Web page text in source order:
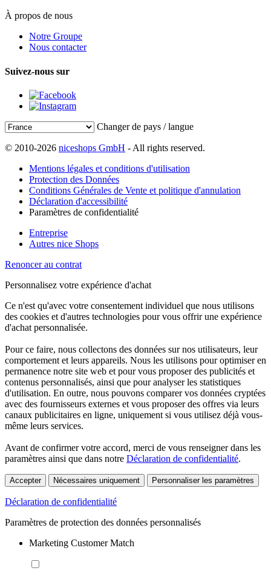
À propos de nous
Notre Groupe
Nous contacter
Suivez-nous sur
Changer de pays / langue
© 2010-2026 niceshops GmbH - All rights reserved.
Mentions légales et conditions d'utilisation
Protection des Données
Conditions Générales de Vente et politique d'annulation
Déclaration d'accessibilité
Paramètres de confidentialité
Entreprise
Autres nice Shops
Renoncer au contrat
Personnalisez votre expérience d'achat
Ce n'est qu'avec votre consentement individuel que nous utilisons
des cookies et d'autres technologies pour vous offrir une expérience
d'achat personnalisée.
Pour ce faire, nous collectons des données sur nos utilisateurs, leur
comportement et leurs appareils. Nous les utilisons pour optimiser en
permanence notre site web et pour vous proposer des publicités et
contenus personnalisés, ainsi que pour analyser les statistiques
d'utilisation. En outre, nous pouvons comparer vos données cryptées
avec des fournisseurs externes et vous proposer des offres via leurs
canaux publicitaires en ligne, uniquement si vous utilisez déjà vous-
même leurs services.
Avant de confirmer votre accord, merci de vous renseigner dans les
paramètres ainsi que dans notre Déclaration de confidentialité.
Accepter Nécessaires uniquement Personnaliser les paramètres
Déclaration de confidentialité
Paramètres de protection des données personnalisés
Marketing Customer Match